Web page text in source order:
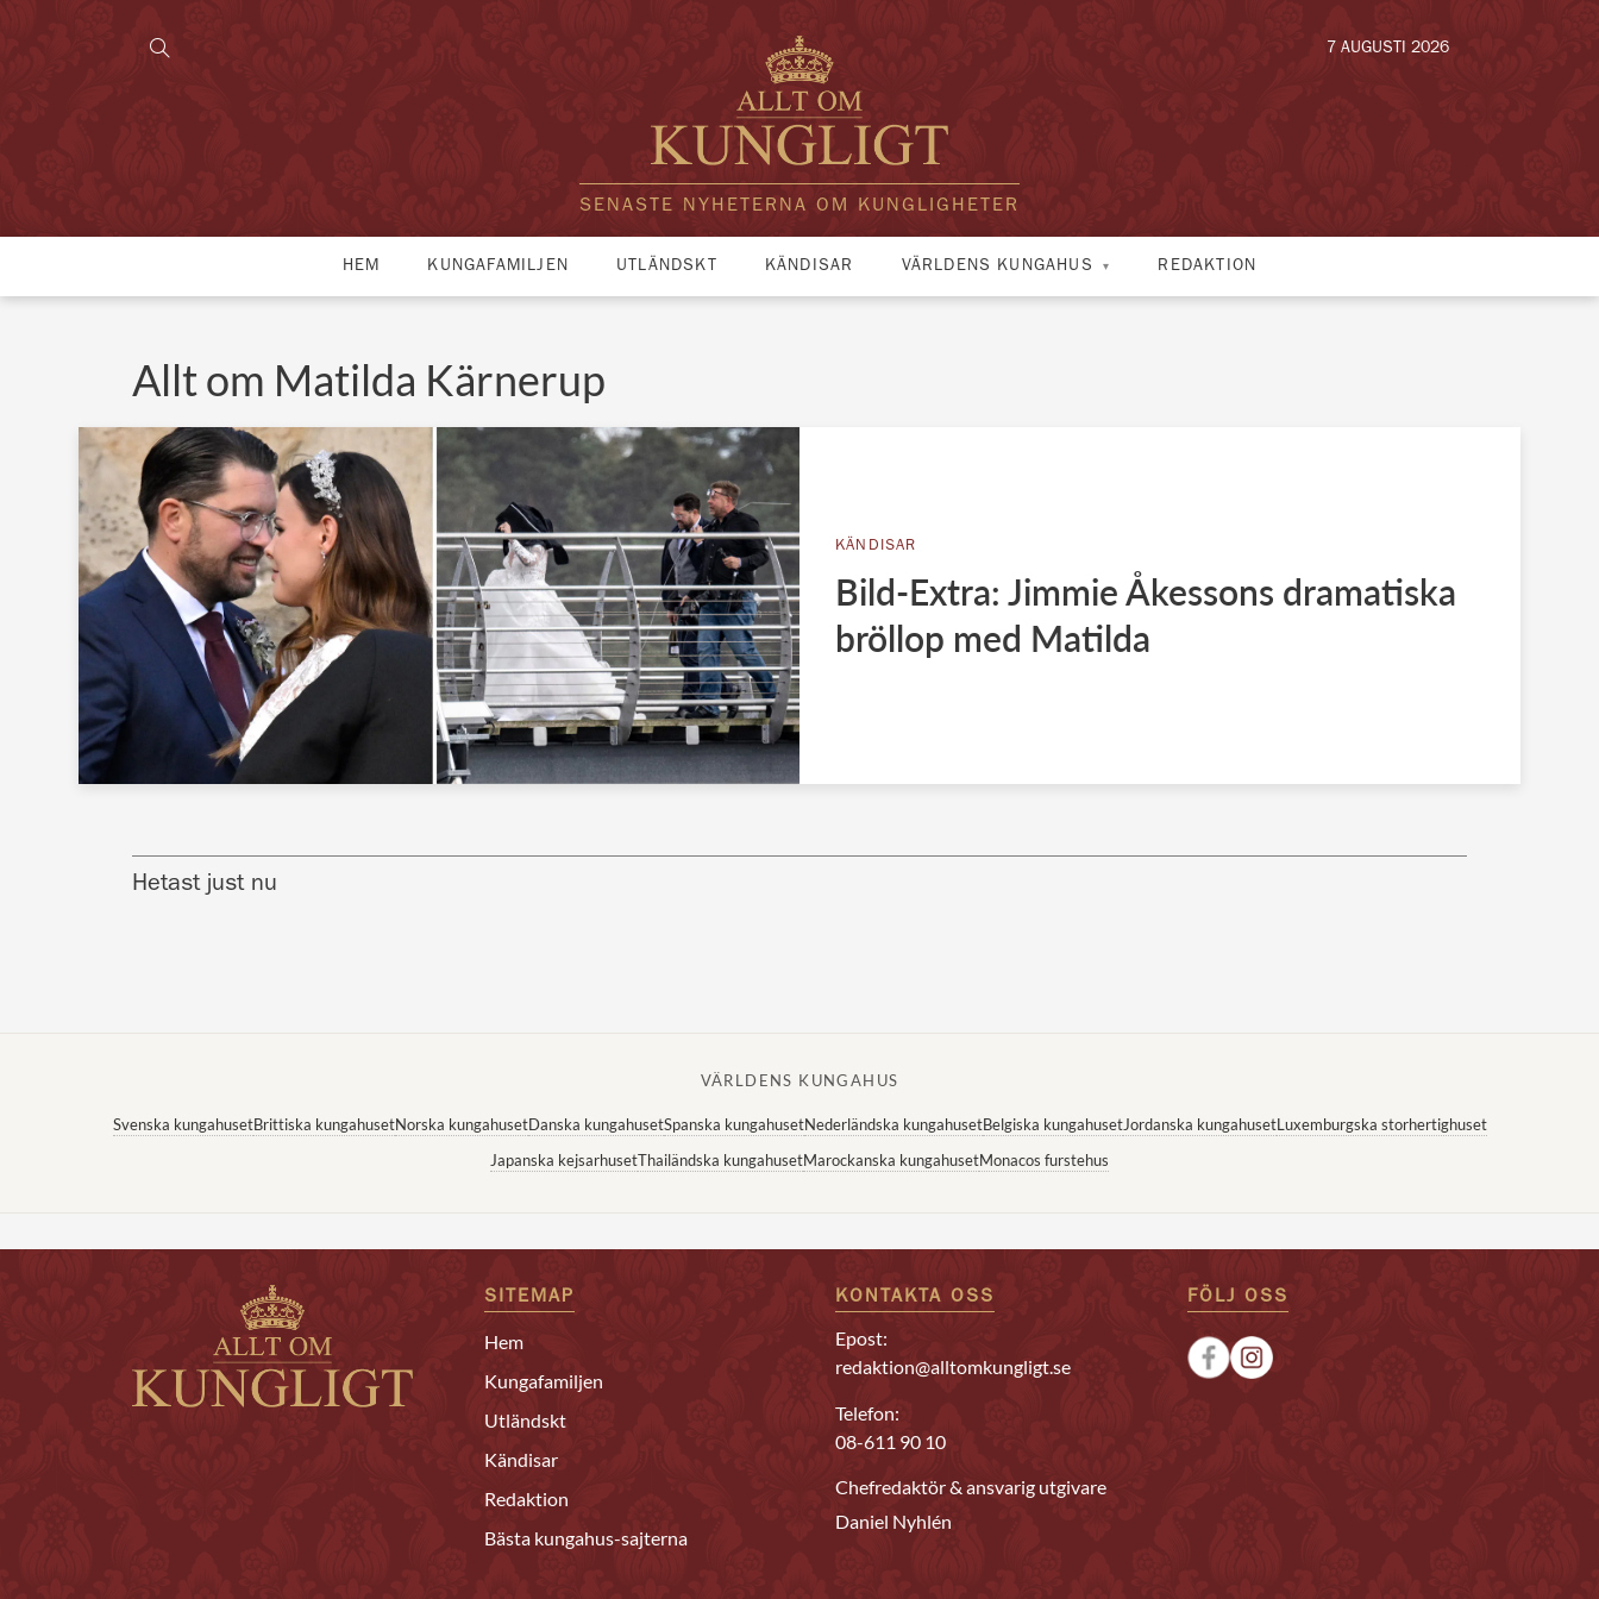
SENASTE NYHETERNA OM KUNGLIGHETER
7 AUGUSTI 2026
HEM KUNGAFAMILJEN UTLÄNDSKT KÄNDISAR VÄRLDENS KUNGAHUS REDAKTION
Allt om Matilda Kärnerup
KÄNDISAR
Bild-Extra: Jimmie Åkessons dramatiska
bröllop med Matilda
Hetast just nu
VÄRLDENS KUNGAHUS
Svenska kungahusetBrittiska kungahusetNorska kungahusetDanska kungahusetSpanska kungahusetNederländska kungahusetBelgiska kungahusetJordanska kungahusetLuxemburgska storhertighuset
Japanska kejsarhusetThailändska kungahusetMarockanska kungahusetMonacos furstehus
SITEMAP
Hem
Kungafamiljen
Utländskt
Kändisar
Redaktion
Bästa kungahus-sajterna
KONTAKTA OSS
Epost:
redaktion@alltomkungligt.se
Telefon:
08-611 90 10
Chefredaktör & ansvarig utgivare
Daniel Nyhlén
FÖLJ OSS